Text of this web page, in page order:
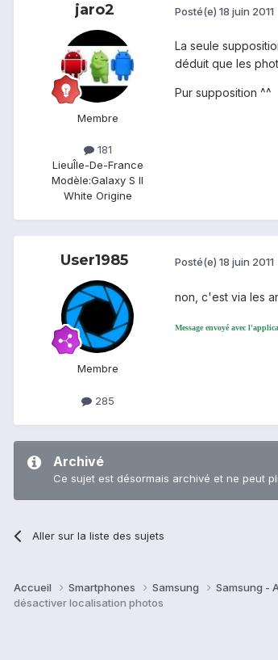
jaro2
Membre
181
LieuÎle-De-France
Modèle:Galaxy S II
White Origine
Posté(e) 18 juin 2011
La seule
déduit que les
Pur supposition ^^
User1985
Membre
285
Posté(e) 18 juin 2011
non, c'est via les
Message envoyé avec
Archivé
Ce sujet est désormais archivé et ne peut
Aller sur la liste des sujets
Accueil Smartphones Samsung Samsung -
désactiver localisation photos